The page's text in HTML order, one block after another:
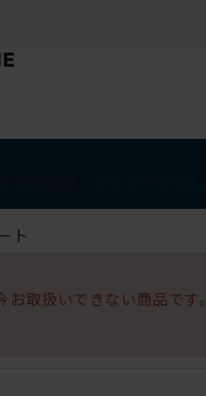
ト
取扱いできない商品です。